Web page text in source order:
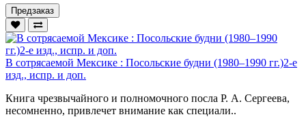
Предзаказ
В сотрясаемой Мексике : Посольские будни (1980–1990 гг.)2-е
изд., испр. и доп.
Книга чрезвычайного и полномочного посла Р. А. Сергеева,
несомненно, привлечет внимание как специали..